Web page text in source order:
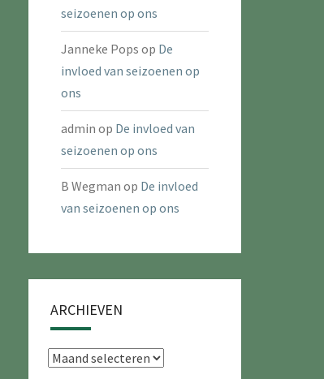
seizoenen op ons
Janneke Pops op De
invloed van seizoenen op
ons
admin op De invloed van
seizoenen op ons
B Wegman op De invloed
van seizoenen op ons
ARCHIEVEN
Archieven